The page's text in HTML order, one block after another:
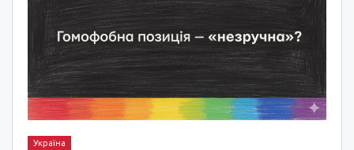
Україна